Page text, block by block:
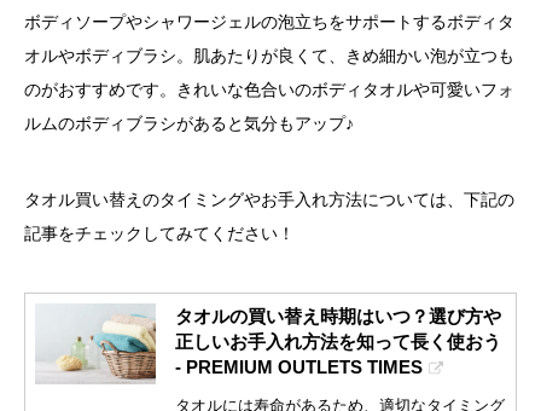
ボディソープやシャワージェルの泡立ちをサポートするボディタ
オルやボディブラシ。肌あたりが良くて、きめ細かい泡が立つも
のがおすすめです。きれいな色合いのボディタオルや可愛いフォ
ルムのボディブラシがあると気分もアップ♪
タオル買い替えのタイミングやお手入れ方法については、下記の
記事をチェックしてみてください！
タオルの買い替え時期はいつ？選び方や
正しいお手入れ方法を知って長く使おう
- PREMIUM OUTLETS TIMES
タオルには寿命があるため、適切なタイミング